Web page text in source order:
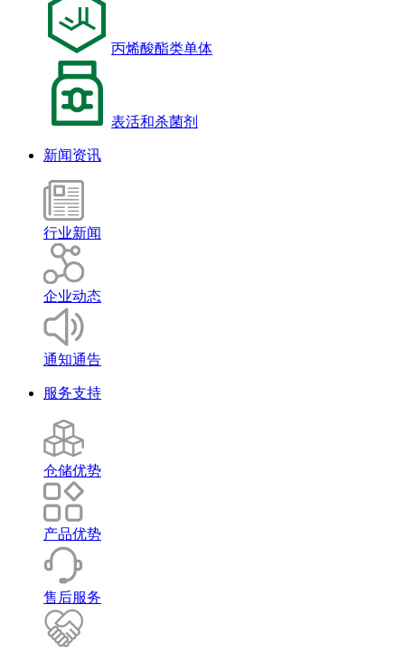
丙烯酸酯类单体
表活和杀菌剂
新闻资讯
行业新闻
企业动态
通知通告
服务支持
仓储优势
产品优势
售后服务